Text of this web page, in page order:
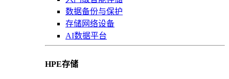
数据备份与保护
存储网络设备
AI数据平台
HPE存储